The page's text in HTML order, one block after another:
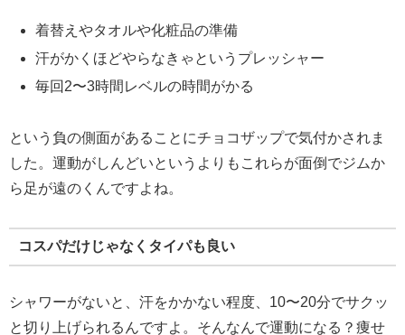
着替えやタオルや化粧品の準備
汗がかくほどやらなきゃというプレッシャー
毎回2〜3時間レベルの時間がかる
という負の側面があることにチョコザップで気付かされま
した。運動がしんどいというよりもこれらが面倒でジムか
ら足が遠のくんですよね。
コスパだけじゃなくタイパも良い
シャワーがないと、汗をかかない程度、10〜20分でサクッ
と切り上げられるんですよ。そんなんで運動になる？痩せ